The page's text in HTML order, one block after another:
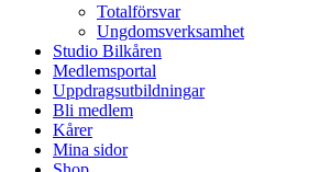
Totalförsvar
Ungdomsverksamhet
Studio Bilkåren
Medlemsportal
Uppdragsutbildningar
Bli medlem
Kårer
Mina sidor